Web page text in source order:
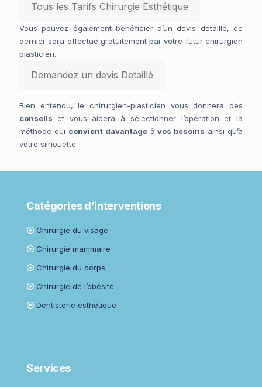
Tous les Tarifs Chirurgie Esthétique
Vous pouvez également bénéficier d’un devis détaillé, ce
dernier sera effectué gratuitement par votre futur chirurgien
plasticien.
Demandez un devis Detaillé
Bien entendu, le chirurgien-plasticien vous donnera des
conseils et vous aidera à sélectionner l’opération et la
méthode qui convient davantageàvos besoins ainsi qu’à
votre silhouette.
Catégories d’interventions
Chirurgie du visage
Chirurgie mammaire
Chirurgie du corps
Chirurgie de l’obésité
Dentisterie esthétique
Services